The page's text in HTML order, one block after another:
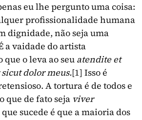
eu lhe pergunto uma coisa:
profissionalidade humana
dig­nidade, não seja uma
a vaidade do artista
o leva ao seu atendite et
dolor meus.[1] Isso é
A tortura é de todos e
que de fato seja viver
que sucede é que a maioria dos